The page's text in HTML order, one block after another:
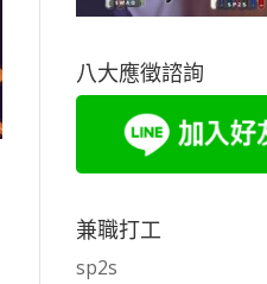
八大應徵諮詢
兼職打工
sp2s